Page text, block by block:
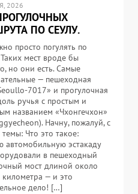
2026
ПО СЕУЛУ.
просто погулять по
мест вроде бы
но они есть. Самые
— пешеходная
7017» и прогулочная
ручья с простым и
названием «Чхонгечхон»
Начну, пожалуй, с
Что это такое:
автомобильную эстакаду
в пешеходный
мост длиной около
— и это
дело! […]